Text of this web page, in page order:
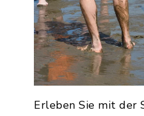
Erleben Sie mit der